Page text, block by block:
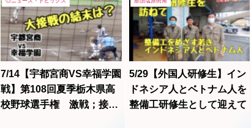
近くで社会実証を行うこと
により、生活者視点に立っ
たサービスや商品を生み出
そうという大きな地域おこ
しのワークショップが市内
の「みるる館内」で「那須
コンバレー構想」...
7/14【宇都宮商VS幸福学園
戦】第108回夏季栃木県高
校野球選手権 激戦；接戦
5/29【外国人研修生】イン
ドネシア人とベトナム人を
整備工研修生として迎えて